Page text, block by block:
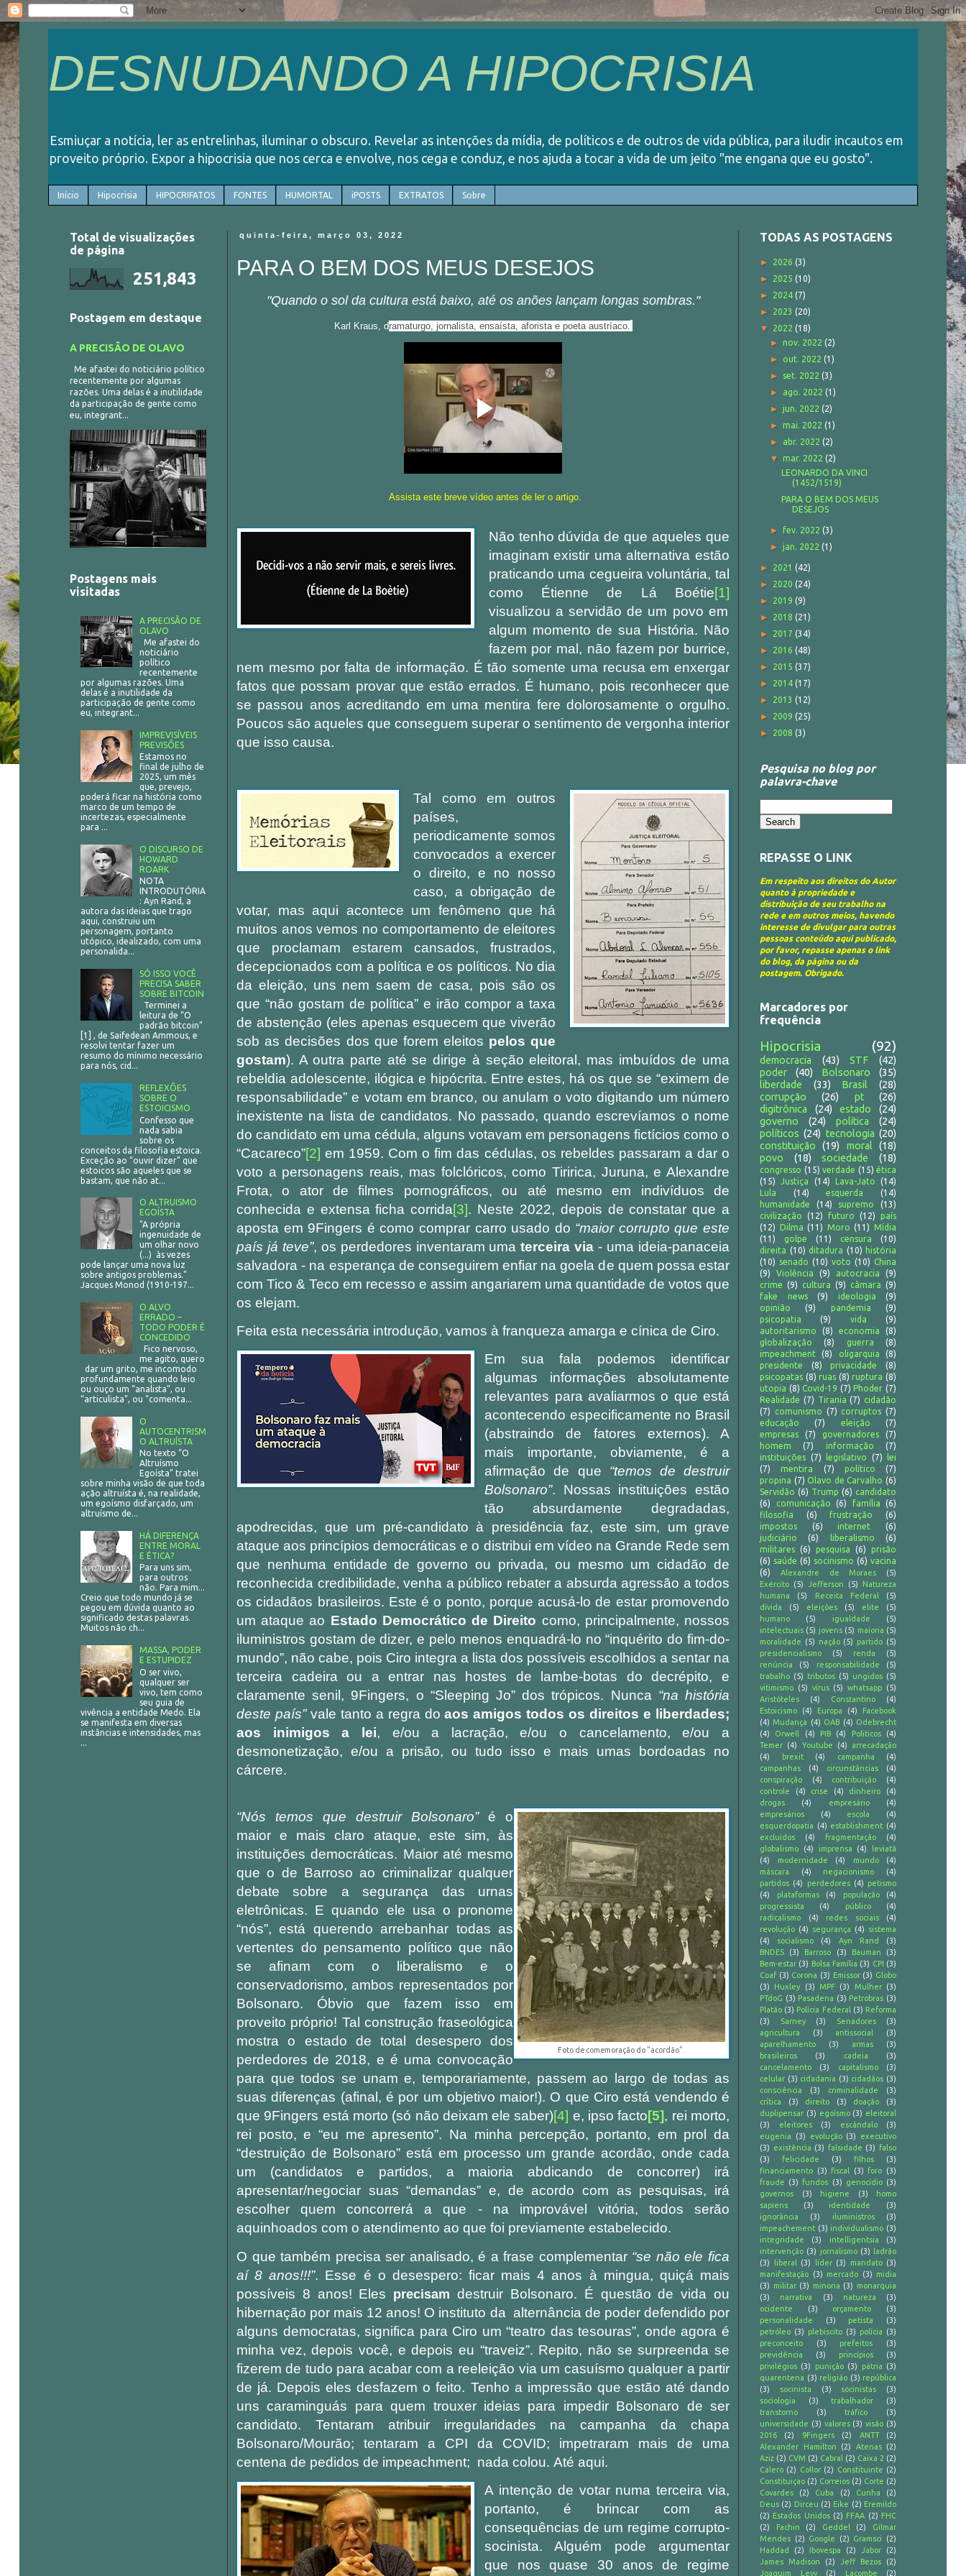
DESNUDANDO A HIPOCRISIA
Esmiuçar a notícia, ler as entrelinhas, iluminar o obscuro. Revelar as intenções da mídia, de políticos e de outros de vida pública, para iludir incautos em
proveito próprio. Expor a hipocrisia que nos cerca e envolve, nos cega e conduz, e nos ajuda a tocar a vida de um jeito "me engana que eu gosto".
Início Hipocrisia HIPOCRIFATOS FONTES HUMORTAL iPOSTS EXTRATOS Sobre
quinta-feira, março 03, 2022
PARA O BEM DOS MEUS DESEJOS
"Quando o sol da cultura está baixo, até os anões lançam longas sombras."
Karl Kraus, dramaturgo, jornalista, ensaísta, aforista e poeta austríaco.
Assista este breve vídeo antes de ler o artigo.
Não tenho dúvida de que aqueles que
imaginam existir uma alternativa estão
praticando uma cegueira voluntária, tal
como Étienne de Lá Boétie[1]
visualizou a servidão de um povo em
algum momento de sua História. Não
fazem por mal, não fazem por burrice,
nem mesmo por falta de informação. É tão somente uma recusa em enxergar
fatos que possam provar que estão errados. É humano, pois reconhecer que
se passou anos acreditando em uma mentira fere dolorosamente o orgulho.
Poucos são aqueles que conseguem superar o sentimento de vergonha interior
que isso causa.
Tal como em outros
países,
periodicamente somos
convocados a exercer
o direito, e no nosso
caso, a obrigação de
votar, mas aqui acontece um fenômeno que há
muitos anos vemos no comportamento de eleitores
que proclamam estarem cansados, frustrados,
decepcionados com a política e os políticos. No dia
da eleição, uns nem saem de casa, pois são os
que “não gostam de política” e irão compor a taxa
de abstenção (eles apenas esquecem que viverão
sob as decisões dos que forem eleitos pelos que
gostam). A outra parte até se dirige à seção eleitoral, mas imbuídos de uma
rebeldia adolescente, ilógica e hipócrita. Entre estes, há os que se “eximem de
responsabilidade” e votam em branco, ou anulam o voto digitando um número
inexistente na lista de candidatos. No passado, quando escrevíamos o nome
do candidato em uma cédula, alguns votavam em personagens fictícios como o
“Cacareco”[2] em 1959. Com o fim das cédulas, os rebeldes passaram a dar o
voto a personagens reais, mas folclóricos, como Tiririca, Juruna, e Alexandre
Frota, o ator de filmes pornográficos, ou até mesmo em indivíduos de
conhecida e extensa ficha corrida[3]. Neste 2022, depois de constatar que a
aposta em 9Fingers é como comprar carro usado do “maior corrupto que este
país já teve”, os perdedores inventaram umaterceira via - uma ideia-panaceia
salvadora - na esperança de conseguirem enfiar na goela de quem possa estar
com Tico & Teco em recesso e assim angariarem uma quantidade de votos que
os elejam.
Feita esta necessária introdução, vamos à franqueza amarga e cínica de Ciro.
Em sua fala podemos identificar
algumas informações absolutamente
relevantes para avaliarmos o que está
acontecendo especificamente no Brasil
(abstraindo de fatores externos). A
mais importante, obviamente, é a
afirmação de que “temos de destruir
Bolsonaro”. Nossas instituições estão
tão absurdamente degradadas,
apodrecidas, que um pré-candidato à presidência faz, este sim, um grave
ataque aos princípios democráticas e o distribui em vídeo na Grande Rede sem
que nenhuma entidade de governo ou privada, ou mesmo um cidadão de
reconhecida credibilidade, venha a público rebater a absurda agressão a todos
os cidadãos brasileiros. Este é o ponto, porque acusá-lo de estar promovendo
um ataque ao Estado Democrático de Direito como, principalmente, nossos
iluministros gostam de dizer, e pelo menos enquadrá-lo no “inquérito do fim-do-
mundo”, não cabe, pois Ciro integra a lista dos possíveis escolhidos a sentar na
terceira cadeira ou a entrar nas hostes de lambe-botas do decrépito, e
claramente senil, 9Fingers, o “Sleeping Jo” dos trópicos. Nunca “na história
deste país”vale tanto a regra doaos amigos todos os direitos e liberdades;
aos inimigos a lei, e/ou a lacração, e/ou o cancelamento, e/ou a
desmonetização, e/ou a prisão, ou tudo isso e mais umas bordoadas no
cárcere.
Foto de comemoração do "acordão".
“Nós temos que destruir Bolsonaro”é o
maior e mais claro ataque, este sim, às
instituições democráticas. Maior até mesmo
que o de Barroso ao criminalizar qualquer
debate sobre a segurança das urnas
eletrônicas. E quando ele usa o pronome
“nós”, está querendo arrebanhar todas as
vertentes do pensamento político que não
se afinam com o liberalismo e o
conservadorismo, ambos representados por
Bolsonaro. Óbvio que fazem isso em
proveito próprio! Tal construção fraseológica
mostra o estado de total desespero dos
perdedores de 2018, e é uma convocação
para que todos se unam e, temporariamente, passem ao largo de todas as
suas diferenças (afinal, é por um objetivo maior!). O que Ciro está vendendo é
que 9Fingers está morto (só não deixam ele saber)[4] e, ipso facto[5], rei morto,
rei posto, e “eu me apresento”. Na minha percepção, portanto, em prol da
“destruição de Bolsonaro”está em processo um grande acordão, onde cada
um (candidatos e partidos, a maioria abdicando de concorrer) irá
apresentar/negociar suas “demandas” e, de acordo com as pesquisas, irá
escolher quem concorrerá a que - na improvável vitória, todos serão
aquinhoados com o atendimento ao que foi previamente estabelecido.
O que também precisa ser analisado, é a frase complementar “se não ele fica
aí 8 anos!!!”. Esse é o desespero: ficar mais 4 anos à mingua, quiçá mais
possíveis 8 anos! Eles precisam destruir Bolsonaro. É questão de vida ou
hibernação por mais 12 anos! O instituto da alternância de poder defendido por
alguns democratas, significa para Ciro um “teatro das tesouras”, onde agora é
minha vez, depois você, e depois eu “traveiz”. Repito, não se surpreenda se
fizerem de tudo para acabar com a reeleição via um casuísmo qualquer a partir
de já. Depois eles desfazem o feito. Tenho a impressão que estão até dando
uns caraminguás para quem trouxer ideias para impedir Bolsonaro de ser
candidato. Tentaram atribuir irregularidades na campanha da chapa
Bolsonaro/Mourão; tentaram a CPI da COVID; impetraram mais de uma
centena de pedidos de impeachment; nada colou. Até aqui.
A intenção de votar numa terceira via,
portanto, é brincar com as
consequências de um regime corrupto-
socinista. Alguém pode argumentar
que nos quase 30 anos de regime
Total de visualizações
de página
251,843
Postagem em destaque
A PRECISÃO DE OLAVO
Me afastei do noticiário político
recentemente por algumas
razões. Uma delas é a inutilidade
da participação de gente como
eu, integrant...
Postagens mais
visitadas
A PRECISÃO DE
OLAVO
Me afastei do
noticiário
político
recentemente
por algumas razões. Uma
delas é a inutilidade da
participação de gente como
eu, integrant...
IMPREVISÍVEIS
PREVISÕES
Estamos no
final de julho de
2025, um mês
que, prevejo,
poderá ficar na história como
marco de um tempo de
incertezas, especialmente
para ...
O DISCURSO DE
HOWARD
ROARK
NOTA
INTRODUTÓRIA
: Ayn Rand, a
autora das ideias que trago
aqui, construiu um
personagem, portanto
utópico, idealizado, com uma
personalida...
SÓ ISSO VOCÊ
PRECISA SABER
SOBRE BITCOIN
Terminei a
leitura de “O
padrão bitcoin”
[1] , de Saifedean Ammous, e
resolvi tentar fazer um
resumo do mínimo necessário
para nós, cid...
REFLEXÕES
SOBRE O
ESTOICISMO
Confesso que
nada sabia
sobre os
conceitos da filosofia estoica.
Exceção ao “ouvir dizer” que
estoicos são aqueles que se
bastam, que não at...
O ALTRUISMO
EGOÍSTA
"A própria
ingenuidade de
um olhar novo
(...) às vezes
pode lançar uma nova luz
sobre antigos problemas."
Jacques Monod (1910-197...
O ALVO
ERRADO –
TODO PODER É
CONCEDIDO
Fico nervoso,
me agito, quero
dar um grito, me incomodo
profundamente quando leio
ou ouço um “analista”, ou
“articulista”, ou “comenta...
O
AUTOCENTRISM
O ALTRUÍSTA
No texto “O
Altruísmo
Egoísta” tratei
sobre minha visão de que toda
ação altruísta é, na realidade,
um egoísmo disfarçado, um
altruísmo de...
HÁ DIFERENÇA
ENTRE MORAL
E ÉTICA?
Para uns sim,
para outros
não. Para mim...
Creio que todo mundo já se
pegou em dúvida quanto ao
significado destas palavras.
Muitos não ch...
MASSA, PODER
E ESTUPIDEZ
O ser vivo,
qualquer ser
vivo, tem como
seu guia de
vivência a entidade Medo. Ela
se manifesta em diversas
instâncias e intensidades, mas
TODAS AS POSTAGENS
► 2026 (3)
► 2025 (10)
► 2024 (7)
► 2023 (20)
▼ 2022 (18)
►nov. 2022(2)
► out. 2022(1)
► set. 2022(3)
► ago. 2022(1)
►jun. 2022(2)
►mai. 2022(1)
► abr. 2022(2)
▼mar. 2022(2)
LEONARDO DA VINCI
(1452/1519)
PARA O BEM DOS MEUS
DESEJOS
► fev. 2022(3)
►jan. 2022(1)
► 2021 (42)
► 2020 (24)
► 2019 (9)
► 2018 (21)
► 2017 (34)
► 2016 (48)
► 2015 (37)
► 2014 (17)
► 2013 (12)
► 2009 (25)
► 2008 (3)
Pesquisa no blog por
palavra-chave
REPASSE O LINK
Em respeito aos direitos do Autor
quanto à propriedade e
distribuição de seu trabalho na
rede e em outros meios, havendo
interesse de divulgar para outras
pessoas conteúdo aqui publicado,
por favor, repasse apenas o link
do blog, da página ou da
postagem. Obrigado.
Marcadores por
frequência
Hipocrisia (92)
democracia (43) STF
(42)
poder
(40) Bolsonaro
(35)
liberdade
(33) Brasil
(28)
corrupção
(26) pt
(26)
digitrônica
(24) estado
(24)
governo
(24) política
(24)
políticos (24) tecnologia (20)
constituição
(19) moral
(18)
povo
(18) sociedade (18)
congresso (15) verdade (15) ética
(15)
Justiça (14) Lava-Jato
(14)
Lula
(14) esquerda
(14)
humanidade
(14) supremo
(13)
civilização
(12) futuro (12)
país
(12)
Dilma (11) Moro (11) Mídia
(11)
golpe (11) censura
(10)
direita (10) ditadura (10) história
(10) senado (10) voto (10) China
(9)
Violência (9) autocracia
(9)
crime (9) cultura (9) câmara (9)
fake news
(9) ideologia
(9)
opinião
(9) pandemia
(9)
psicopatia
(9) vida
(9)
autoritarismo
(8) economia
(8)
globalização
(8) guerra
(8)
impeachment
(8) oligarquia
(8)
presidente
(8) privacidade
(8)
psicopatas (8) ruas (8) ruptura (8)
utopia (8) Covid-19 (7) Phoder (7)
Realidade (7) Tirania (7) cidadão
(7)
comunismo (7) corruptos (7)
educação
(7) eleição
(7)
empresas
(7) governadores
(7)
homem
(7) informação
(7)
instituições (7) legislativo (7)
lei
(7)
mentira (7) político
(7)
propina (7) Olavo de Carvalho (6)
Servidão (6) Trump (6) candidato
(6)
comunicação (6) família
(6)
filosofia
(6) frustração
(6)
impostos
(6) internet
(6)
judiciário
(6) liberalismo
(6)
militares (6) pesquisa (6)
prisão
(6) saúde (6) socinismo (6) vacina
(6)
Alexandre de Moraes
(5)
Exército (5) Jefferson (5)
Natureza
humana
(5) Receita Federal
(5)
dívida
(5) eleições (5) elite
(5)
humano
(5) igualdade
(5)
intelectuais (5) jovens (5) maioria (5)
moralidade (5) nação (5) partido (5)
presidencialismo
(5) renda
(5)
renúncia
(5) responsabilidade
(5)
trabalho (5) tributos (5) ungidos (5)
vitimismo (5) vírus (5) whatsapp (5)
Aristóteles
(4) Constantino
(4)
Estoicismo
(4) Europa (4)
Facebook
(4) Mudança (4) OAB (4) Odebrecht
(4)
Orwell (4) PIB (4) Politicos
(4)
Temer (4) Youtube (4)
arrecadação
(4)
brexit (4) campanha
(4)
campanhas
(4) circunstâncias
(4)
conspiração
(4) contribuição
(4)
controle
(4) crise (4) dinheiro
(4)
drogas
(4) empresário
(4)
empresários
(4) escola
(4)
esquerdopatia (4) establishment (4)
excluídos
(4) fragmentação
(4)
globalismo
(4) imprensa (4)
leviatã
(4)
modernidade (4) mundo
(4)
máscara
(4) negacionismo
(4)
partidos (4) perdedores (4) petismo
(4)
plataformas (4) população
(4)
progressista
(4) público
(4)
radicalismo
(4) redes sociais
(4)
revolução (4) segurança (4) sistema
(4)
socialismo (4) Ayn Rand
(3)
BNDES
(3) Barroso (3) Bauman
(3)
Bem-estar (3) Bolsa Família (3) CPI (3)
Coaf (3) Corona (3) Emissor (3) Globo
(3)
Huxley (3) MPF (3) Mulher
(3)
PTdoG (3) Pasadena (3) Petrobras (3)
Platão (3) Polícia Federal (3) Reforma
(3)
Sarney (3) Senadores
(3)
agricultura
(3) antissocial
(3)
aparelhamento
(3) armas
(3)
brasileiros
(3) cadeia
(3)
cancelamento
(3) capitalismo
(3)
celular (3) cidadania (3) cidadãos (3)
consciência
(3) criminalidade
(3)
crítica
(3) direito (3) doação
(3)
duplipensar (3) egoísmo (3) eleitoral
(3)
eleitores (3) escândalo
(3)
eugenia
(3) evolução (3)
executivo
(3) existência (3) falsidade (3)
falso
(3)
felicidade (3) filhos
(3)
financiamento (3) fiscal (3) foro (3)
fraude (3) fundos (3) genocídio (3)
governos
(3) higiene (3)
homo
sapiens
(3) identidade
(3)
ignorância
(3) iluministros
(3)
impeachement (3) individualismo (3)
integridade
(3) intelligentsia
(3)
intervenção (3) jornalismo (3)
ladrão
(3)
liberal (3) líder (3) mandato (3)
manifestação (3) mercado (3) midia
(3) militar (3) minoria (3) monarquia
(3)
narrativa (3) natureza
(3)
ocidente
(3) orçamento
(3)
personalidade
(3) petista
(3)
petróleo (3) plebiscito (3) polícia (3)
preconceito
(3) prefeitos
(3)
previdência
(3) princípios
(3)
privilégios (3) punição (3) pátria (3)
quarentena (3) religião (3) república
(3)
socinista (3) socinistas
(3)
sociologia
(3) trabalhador
(3)
transtorno
(3) tráfico
(3)
universidade (3) valores (3) visão (3)
2016
(2) 9Fingers (2) ANTT
(2)
Alexander Hamilton
(2) Atenas
(2)
Aziz (2) CVM (2) Cabral (2) Caixa 2 (2)
Calero (2) Collor (2) Constituinte (2)
Constituiçao (2) Correios (2) Corte (2)
Covardes
(2) Cuba (2) Cunha
(2)
Deus (2) Dirceu (2) Eike (2) Eremildo
(2) Estados Unidos (2) FFAA (2) FHC
(2)
Fachin (2) Geddel (2)
Gilmar
Mendes (2) Google (2) Gramsci
(2)
Haddad
(2) Ibovespa (2) Jabor
(2)
James Madison
(2) Jeff Bezos
(2)
Joaquim Levy
(2) Lacombe (2)